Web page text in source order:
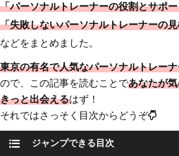
「パーソナルトレーナーの役割とサポ
「失敗しないパーソナルトレーナーの
などをまとめました。
東京の有名で人気なパーソナルトレー
ので、この記事を読むことであなたが
きっと出会えるはず！
それではさっそく目次からどうぞ
ジャンプできる目次